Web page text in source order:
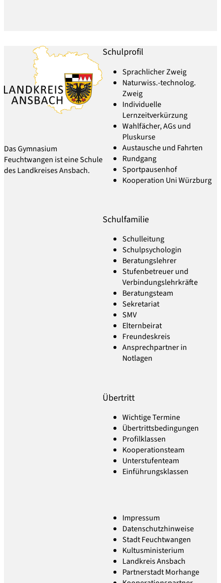
Das Gymnasium
Feuchtwangen ist eine Schule
des Landkreises Ansbach.
Schulprofil
Sprachlicher Zweig
Naturwiss.-technolog.
Zweig
Individuelle
Lernzeitverkürzung
Wahlfächer, AGs und
Pluskurse
Austausche und Fahrten
Rundgang
Sportpausenhof
Kooperation Uni Würzburg
Schulfamilie
Schulleitung
Schulpsychologin
Beratungslehrer
Stufenbetreuer und
Verbindungslehrkräfte
Beratungsteam
Sekretariat
SMV
Elternbeirat
Freundeskreis
Ansprechpartner in
Notlagen
Übertritt
Wichtige Termine
Übertrittsbedingungen
Profilklassen
Kooperationsteam
Unterstufenteam
Einführungsklassen
Impressum
Datenschutzhinweise
Stadt Feuchtwangen
Kultusministerium
Landkreis Ansbach
Partnerstadt Morhange